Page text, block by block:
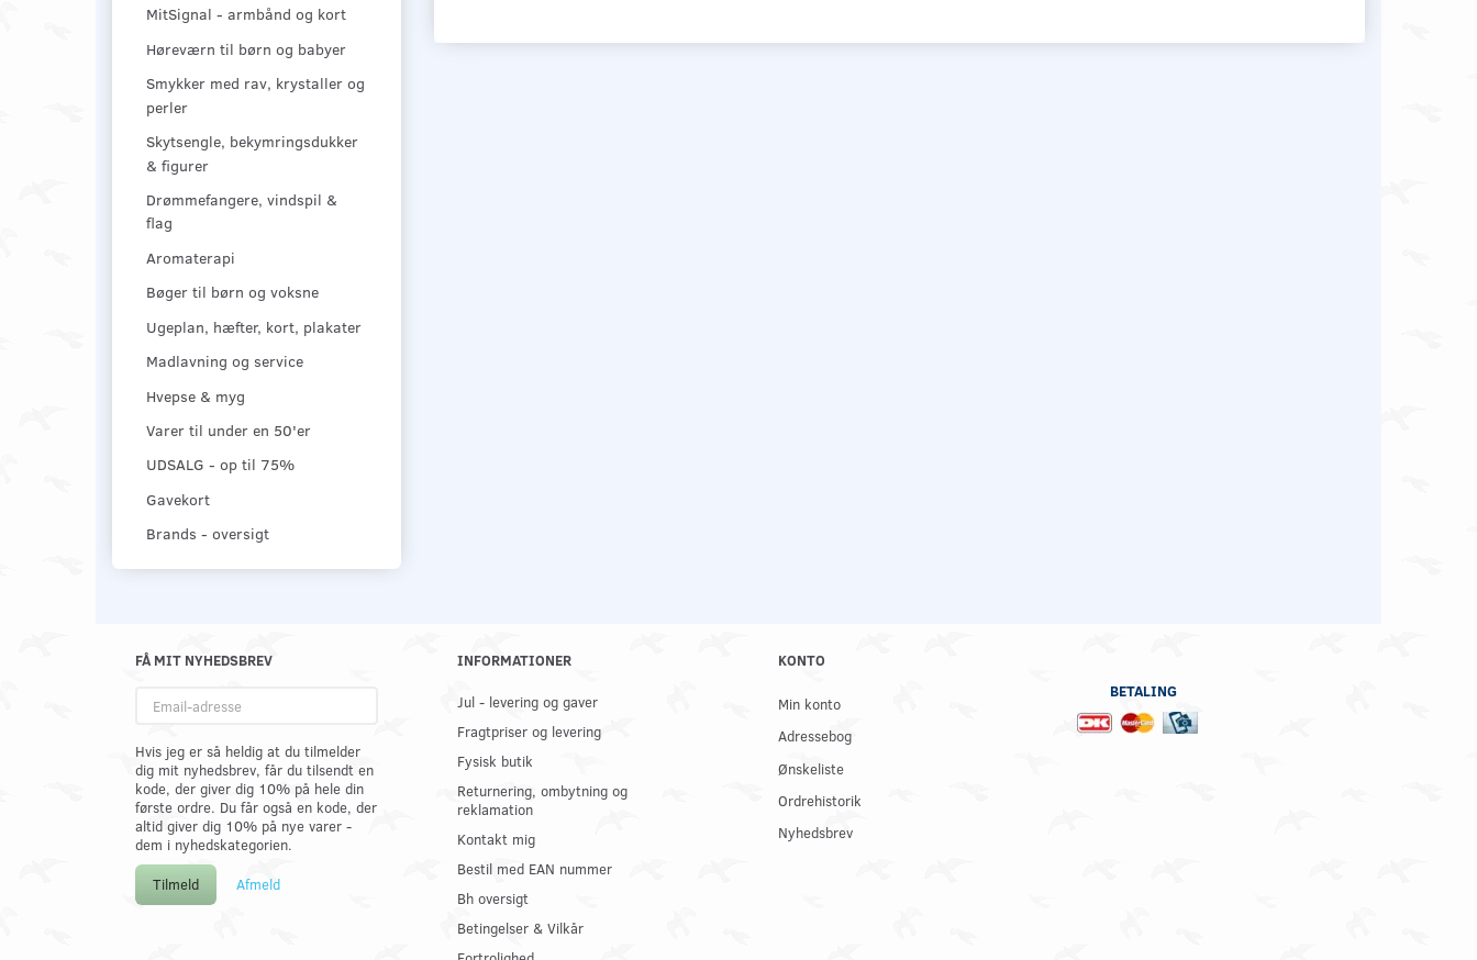
MitSignal - armbånd og kort
Høreværn til børn og babyer
Smykker med rav, krystaller og
perler
Skytsengle, bekymringsdukker
& figurer
Drømmefangere, vindspil &
flag
Aromaterapi
Bøger til børn og voksne
Ugeplan, hæfter, kort, plakater
Madlavning og service
Hvepse & myg
Varer til under en 50'er
UDSALG - op til 75%
Gavekort
Brands - oversigt
FÅ MIT NYHEDSBREV
adresse
Hvis jeg er så heldig at du tilmelder
dig mit nyhedsbrev, får du tilsendt en
kode, der giver dig 10% på hele din
første ordre. Du får også en kode, der
altid giver dig 10% på nye varer -
dem i nyhedskategorien.
Tilmeld Afmeld
INFORMATIONER
Jul - levering og gaver
Fragtpriser og levering
Fysisk butik
Returnering, ombytning og
reklamation
Kontakt mig
Bestil med EAN nummer
Bh oversigt
Betingelser & Vilkår
KONTO
Min konto
Adressebog
Ønskeliste
Ordrehistorik
Nyhedsbrev
BETALING